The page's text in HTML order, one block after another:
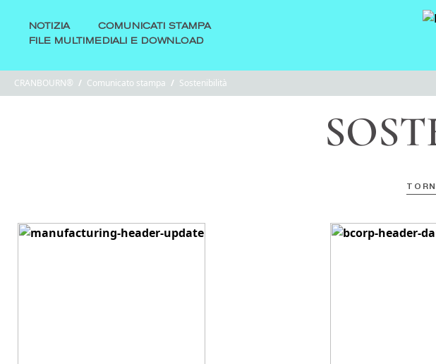
NOTIZIA COMUNICATI STAMPA
FILE MULTIMEDIALI E DOWNLOAD
CRANBOURN® / Comunicato stampa / Sostenibilità